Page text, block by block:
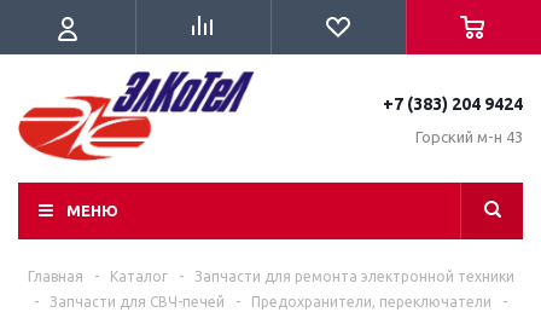
+7 (383) 204 9424
Горский м-н 43
МЕНЮ
Главная - Каталог -
Запчасти для ремонта электронной техники
-
Запчасти для СВЧ-печей - Предохранители, переключатели
-